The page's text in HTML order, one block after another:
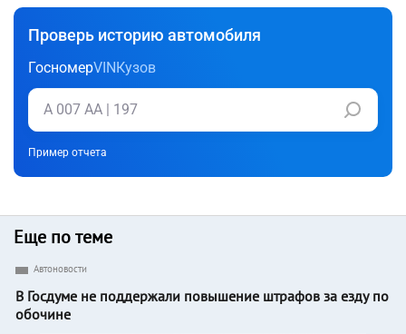
Проверь историю автомобиля
ГосномерVINКузов
Пример отчета
Еще по теме
Автоновости
В Госдуме не поддержали повышение штрафов за езду по
обочине